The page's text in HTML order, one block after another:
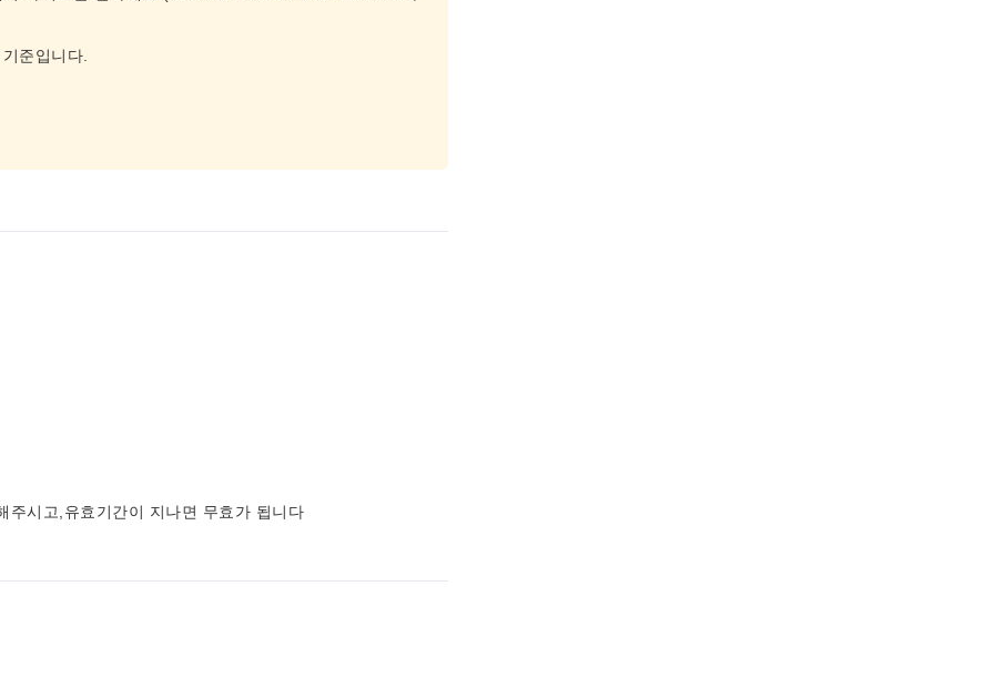
준입니다.
시고,유효기간이 지나면 무효가 됩니다